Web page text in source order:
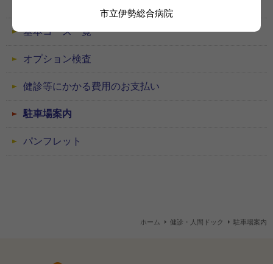
市立伊勢総合病院
基本コース一覧
オプション検査
健診等にかかる費用のお支払い
駐車場案内
パンフレット
ホーム 健診・人間ドック 駐車場案内